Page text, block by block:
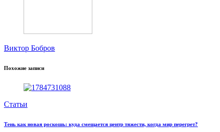
Виктор Бобров
Похожие записи
Статьи
Тень как новая роскошь: куда смещается центр тяжести, когда мир перегрет?